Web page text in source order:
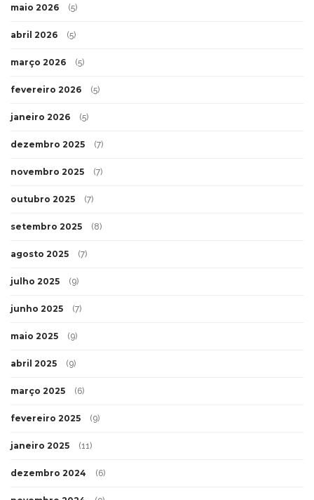
maio 2026 (5)
abril 2026 (5)
março 2026 (5)
fevereiro 2026 (5)
janeiro 2026 (5)
dezembro 2025 (7)
novembro 2025 (7)
outubro 2025 (7)
setembro 2025 (8)
agosto 2025 (7)
julho 2025 (9)
junho 2025 (7)
maio 2025 (9)
abril 2025 (9)
março 2025 (6)
fevereiro 2025 (9)
janeiro 2025 (11)
dezembro 2024 (6)